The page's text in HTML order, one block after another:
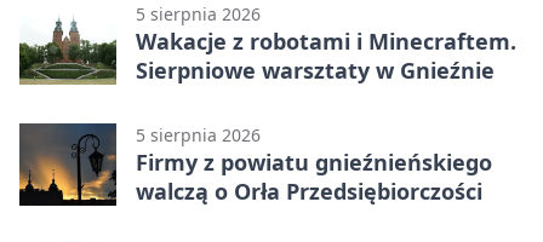
5 sierpnia 2026
Wakacje z robotami i Minecraftem.
Sierpniowe warsztaty w Gnieźnie
5 sierpnia 2026
Firmy z powiatu gnieźnieńskiego
walczą o Orła Przedsiębiorczości